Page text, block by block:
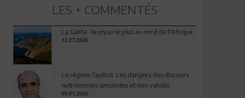
LES + COMMENTÉS
La Galite : le joyau le plus au nord de l'Afrique
12.07.2026
Le régime Tayibat: Les dangers des discours
nutritionnels simplistes et non validés
09.07.2026